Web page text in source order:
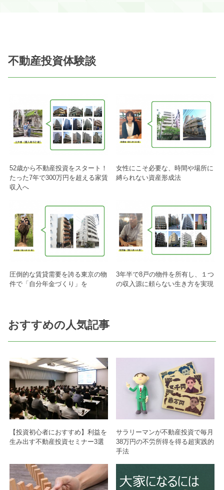
不動産投資体験談
52歳から不動産投資をスタート！
たった7年で300万円を超える家賃
収入へ
女性にこそ必要な、時間や場所に
縛られない資産形成法
圧倒的な賃貸需要を誇る東京の物
件で「自分年金づくり」を
3年半で8戸の物件を所有し、１つ
の収入源に頼らない生き方を実現
おすすめの人気記事
【投資初心者におすすめ】利益を
生み出す不動産投資セミナー3選
サラリーマンが不動産投資で毎月
38万円の不労所得を得る超実践的
手法